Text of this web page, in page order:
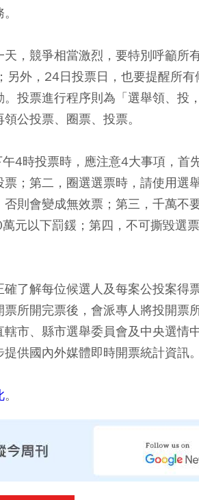
，競爭相當激烈，要特別呼籲所
外，24日投票日，也要提醒所
投票進行程序則為「選舉領、投
公投票、圈票、投票。
4時投票時，應注意4大事項，首
票 ；第二， 圈選選票時，請使用選
則會變成無效票；第三， 千萬不
元以下罰鍰；第四， 不可撕毀選票
了解每位候選人及每案公投案得
票所開完票後，會派專人將投開票
市、縣市選舉委員會及中央選情
供國內外媒體即時開票統計資訊。
。